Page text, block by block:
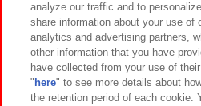
イベント・キャンペーン
関連会社 サステナビリテ
analyze our traffic and to
share information about your use of
analytics and advertising partners,
other information that you have
have collected from your use of
" here" to see more details about
the retention period of each cookie.